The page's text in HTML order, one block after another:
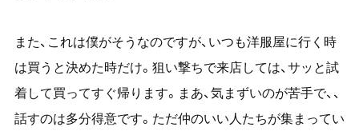
また、これは僕がそうなのですが、いつも洋服屋に行く時
は買うと決めた時だけ。狙い撃ちで来店しては、サッと試
着して買ってすぐ帰ります。まあ、気まずいのが苦手で、、
話すのは多分得意です。ただ仲のいい人たちが集まってい